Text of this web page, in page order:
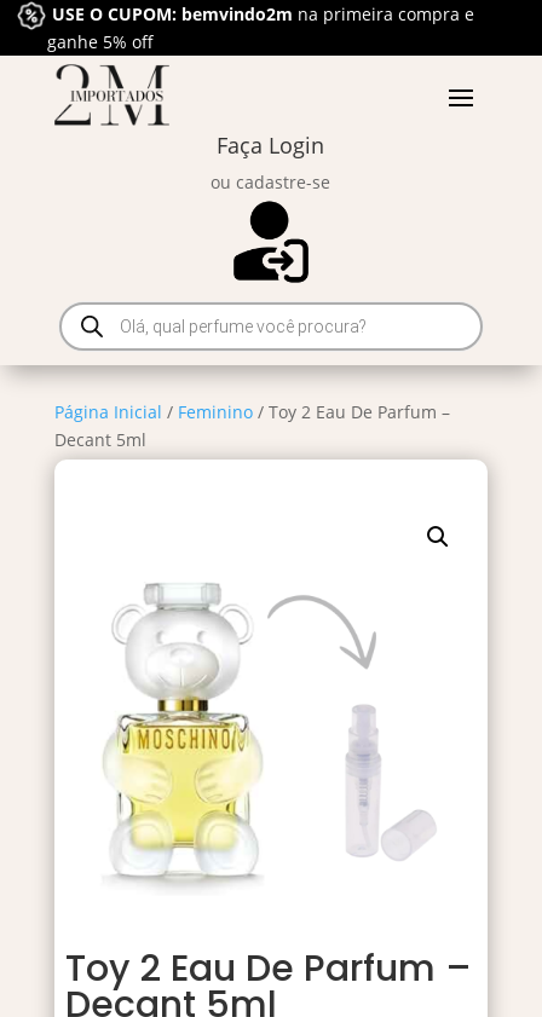
USE O CUPOM: bemvindo2m na primeira compra e
ganhe 5% off
Faça Login
ou cadastre-se
Pesquisar
produtos
Página Inicial / Feminino/ Toy 2 Eau De Parfum –
Decant 5ml
Toy 2 Eau De Parfum –
Decant 5ml